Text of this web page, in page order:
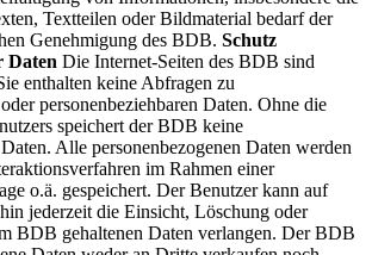
Textteilen oder Bildmaterial bedarf der
Genehmigung des BDB. Schutz
Daten Die Internet-Seiten des BDB sind
enthalten keine Abfragen zu
personenbeziehbaren Daten. Ohne die
speichert der BDB keine
Alle personenbezogenen Daten werden
im Rahmen einer
o.ä. gespeichert. Der Benutzer kann auf
jederzeit die Einsicht, Löschung oder
BDB gehaltenen Daten verlangen. Der BDB